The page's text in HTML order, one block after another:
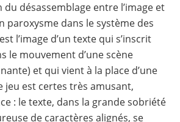
du désassemblage entre l’image et
paroxysme dans le système des
l’image d’un texte qui s’inscrit
le mouvement d’une scène
et qui vient à la place d’une
jeu est certes très amusant,
: le texte, dans la grande sobriété
de caractères alignés, se